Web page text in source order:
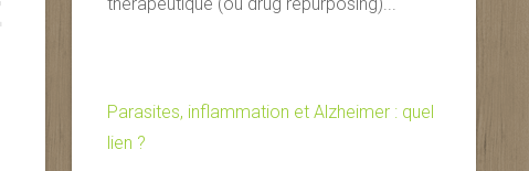
thérapeutique (ou drug repurposing)...
Parasites, inflammation et Alzheimer : quel
lien ?